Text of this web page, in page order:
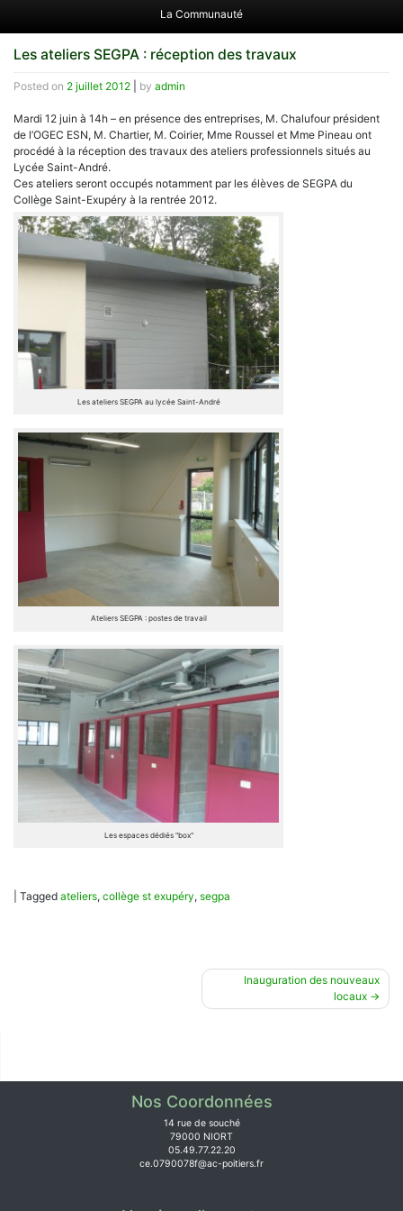
La Communauté
Les ateliers SEGPA : réception des travaux
Posted on 2 juillet 2012 by admin
Mardi 12 juin à 14h – en présence des entreprises, M. Chalufour président
de l’OGEC ESN, M. Chartier, M. Coirier, Mme Roussel et Mme Pineau ont
procédé à la réception des travaux des ateliers professionnels situés au
Lycée Saint-André.
Ces ateliers seront occupés notamment par les élèves de SEGPA du
Collège Saint-Exupéry à la rentrée 2012.
Les ateliers SEGPA au lycée Saint-André
Ateliers SEGPA : postes de travail
Les espaces dédiés "box"
Tagged ateliers, collège st exupéry, segpa
Inauguration des nouveaux
locaux
Nos Coordonnées
14 rue de souché
79000 NIORT
05.49.77.22.20
ce.0790078f@ac-poitiers.fr